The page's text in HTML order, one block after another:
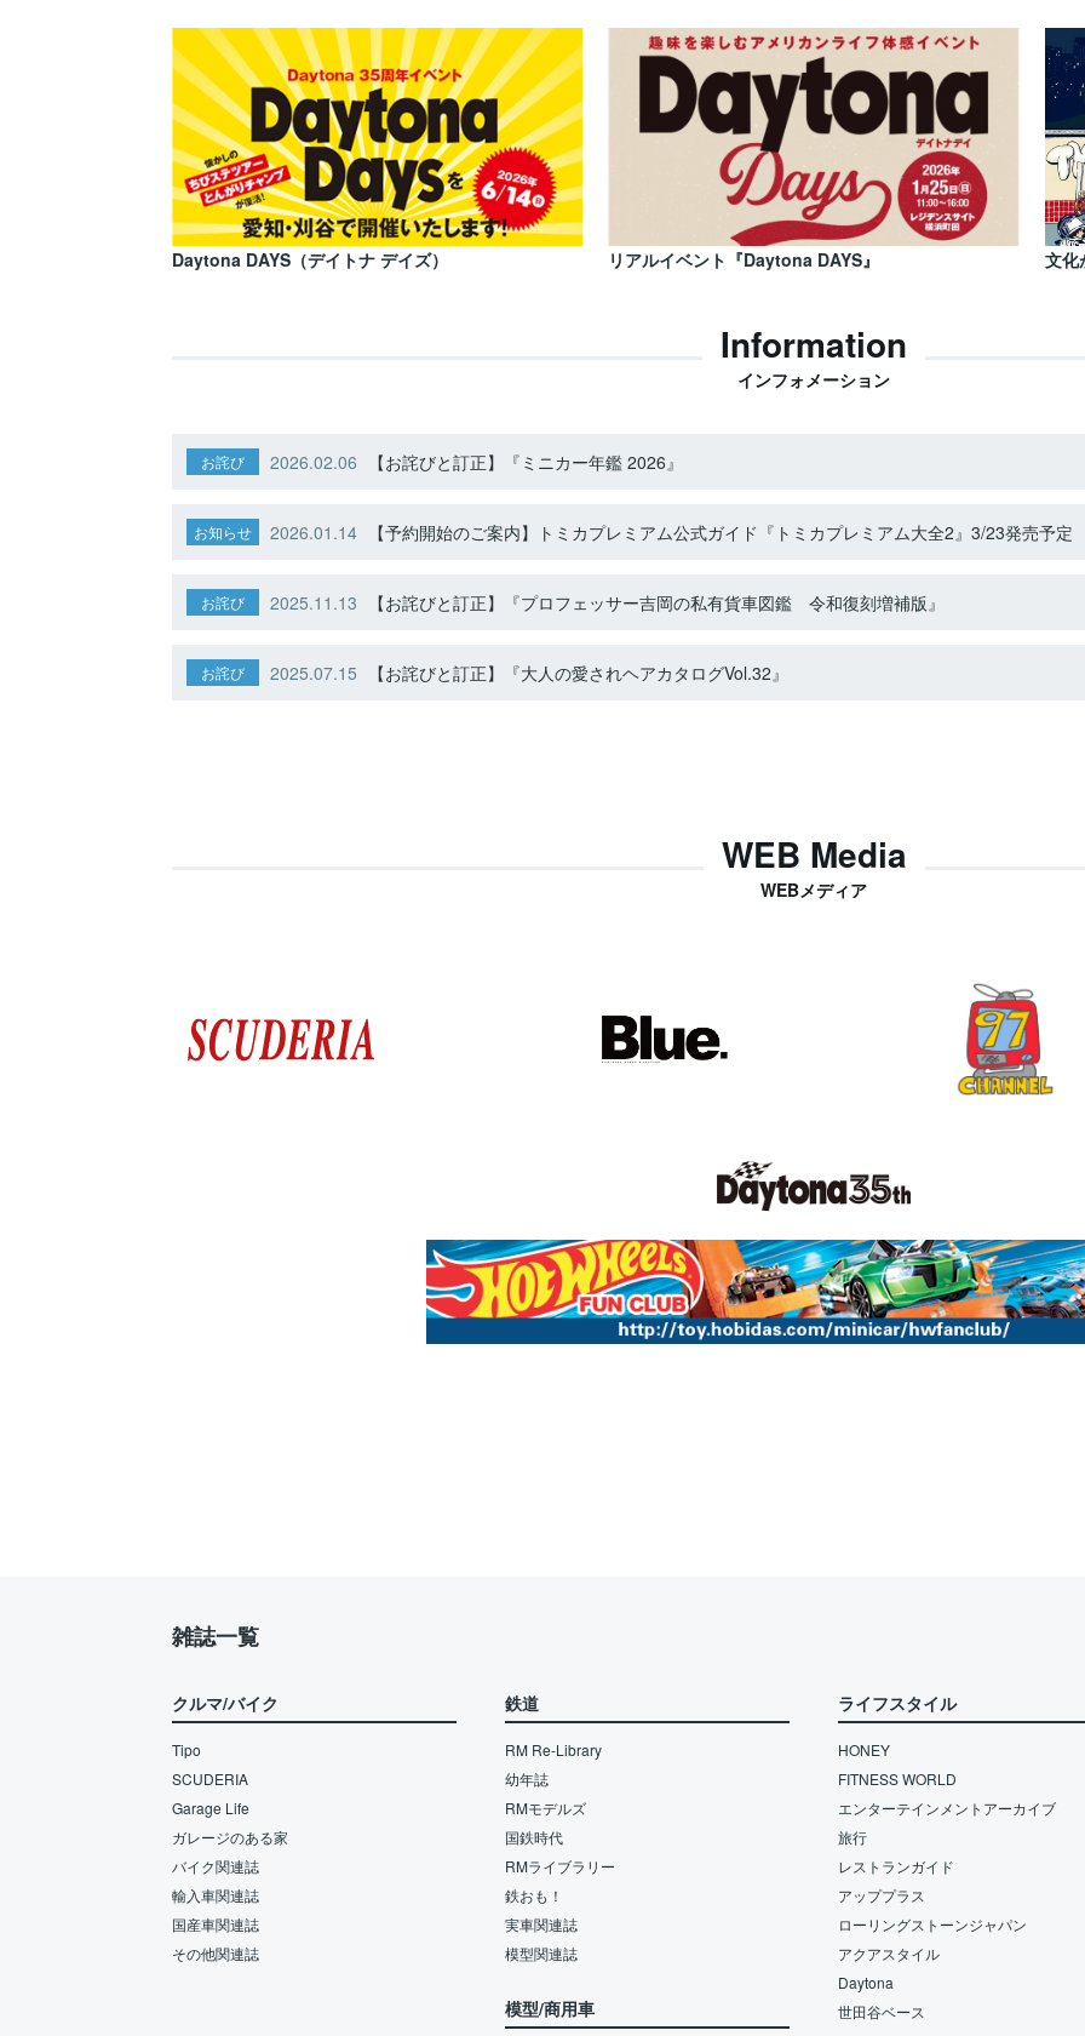
Daytona DAYS（デイトナ デイズ） リアルイベント『Daytona DAYS』 文化
Information
インフォメーション
お詫び 2026.02.06 【お詫びと訂正】『ミニカー年鑑 2026』
お知らせ 2026.01.14 【予約開始のご案内】トミカプレミアム公式ガイド『トミカプレミアム大全2』3/23発売予定
お詫び 2025.11.13 【お詫びと訂正】『プロフェッサー吉岡の私有貨車図鑑 令和復刻増補版』
お詫び 2025.07.15 【お詫びと訂正】『大人の愛されヘアカタログVol.32』
WEB Media
WEBメディア
雑誌一覧
クルマ/バイク
Tipo
SCUDERIA
Garage Life
ガレージのある家
バイク関連誌
輸入車関連誌
国産車関連誌
その他関連誌
鉄道
RM Re-Library
幼年誌
RMモデルズ
国鉄時代
RMライブラリー
鉄おも！
実車関連誌
模型関連誌
模型/商用車
ライフスタイル
HONEY
FITNESS WORLD
エンターテインメントアーカイブ
旅行
レストランガイド
アッププラス
ローリングストーンジャパン
アクアスタイル
Daytona
世田谷ベース